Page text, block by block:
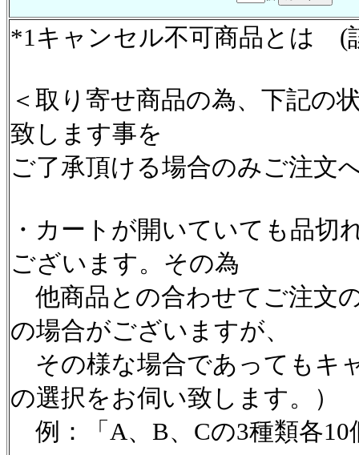
*1キャンセル不可商品とは (
＜取り寄せ商品の為、下記の
致します事を
ご了承頂ける場合のみご注文
・カートが開いていても品切
ございます。その為
他商品との合わせてご注文
の場合がございますが、
その様な場合であってもキ
の選択をお伺い致します。）
例：「A、B、Cの3種類各10